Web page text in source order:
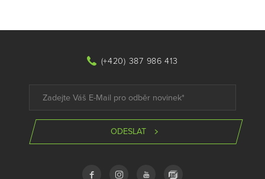
(+420) 387 986 413
ODESLAT